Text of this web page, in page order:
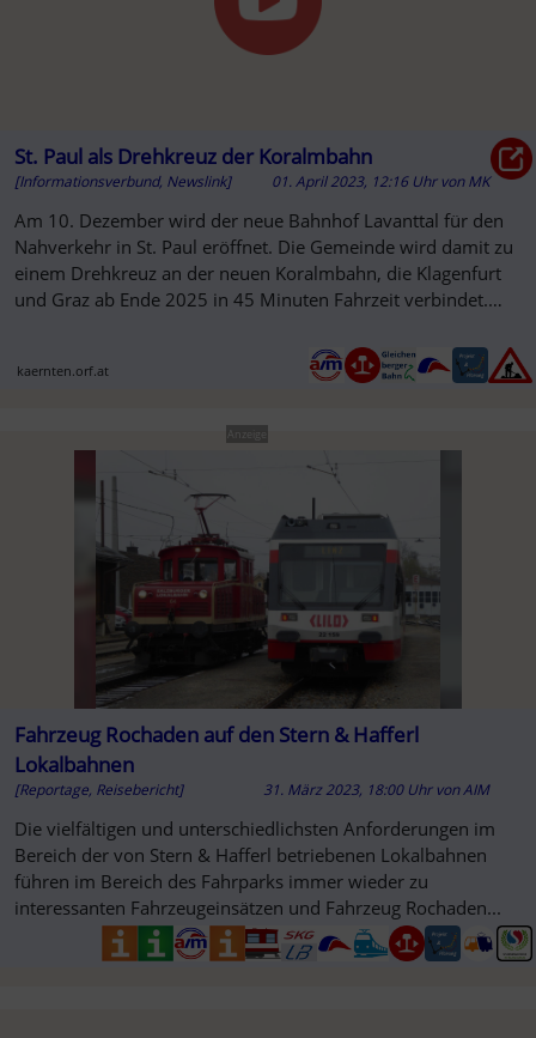
St. Paul als Drehkreuz der Koralmbahn
[Informationsverbund, Newslink] 01. April 2023, 12:16 Uhr vonMK
Am 10. Dezember wird der neue Bahnhof Lavanttal für den
Nahverkehr in St. Paul eröffnet. Die Gemeinde wird damit zu
einem Drehkreuz an der neuen Koralmbahn, die Klagenfurt
und Graz ab Ende 2025 in 45 Minuten Fahrzeit verbindet.
kaernten.orf.at
Anzeige
Fahrzeug Rochaden auf den Stern & Hafferl
Lokalbahnen
[Reportage, Reisebericht] 31. März 2023, 18:00 Uhr vonAIM
Die vielfältigen und unterschiedlichsten Anforderungen im
Bereich der von Stern & Hafferl betriebenen Lokalbahnen
führen im Bereich des Fahrparks immer wieder zu
interessanten Fahrzeugeinsätzen und Fahrzeug Rochaden...